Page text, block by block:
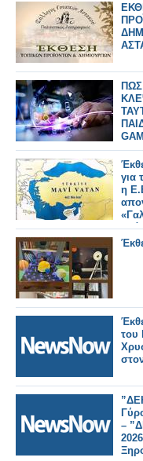
για
η
του
–